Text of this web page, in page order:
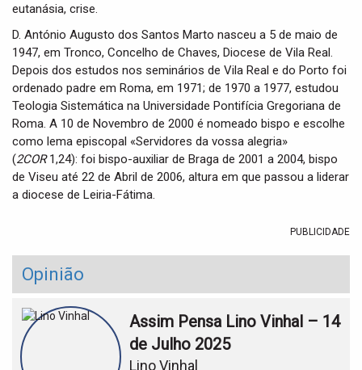
eutanásia, crise.
D. António Augusto dos Santos Marto nasceu a 5 de maio de
1947, em Tronco, Concelho de Chaves, Diocese de Vila Real.
Depois dos estudos nos seminários de Vila Real e do Porto foi
ordenado padre em Roma, em 1971; de 1970 a 1977, estudou
Teologia Sistemática na Universidade Pontifícia Gregoriana de
Roma. A 10 de Novembro de 2000 é nomeado bispo e escolhe
como lema episcopal «Servidores da vossa alegria»
(2COR1,24): foi bispo-auxiliar de Braga de 2001 a 2004, bispo
de Viseu até 22 de Abril de 2006, altura em que passou a liderar
a diocese de Leiria-Fátima.
PUBLICIDADE
Opinião
Assim Pensa Lino Vinhal – 14
de Julho 2025
Lino Vinhal